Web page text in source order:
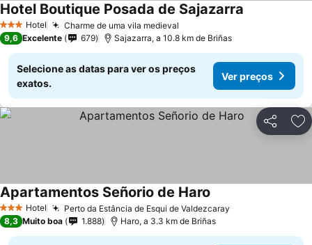
3 EstrelasHotel Charme de uma vila medieval
Hotel Boutique Posada de Sajazarra
9,6 Excelente 679 Sajazarra, a 10.8 km de Briñas
Selecione as datas para ver os preços
exatos.
Ver preços
Partilhar
3 EstrelasHotel Perto da Estância de Esqui de Valdezcaray
Apartamentos Señorio de Haro
8,3 Muito boa 1.888 Haro, a 3.3 km de Briñas